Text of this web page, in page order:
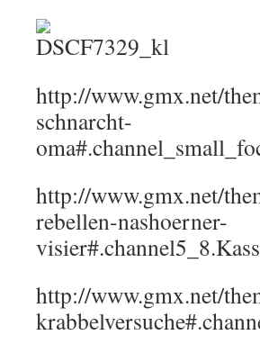
http://www.gmx.net/
schnarcht-
http://www.gmx.net/
rebellen-nashoerner-
http://www.gmx.net/